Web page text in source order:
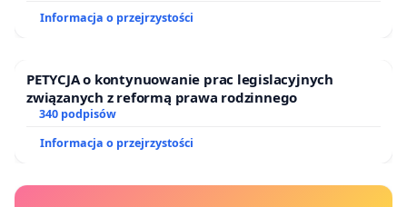
NIEPEŁNOSPRAWNOŚCI
Informacja o przejrzystości
PETYCJA o kontynuowanie prac legislacyjnych
związanych z reformą prawa rodzinnego
340 podpisów
Informacja o przejrzystości